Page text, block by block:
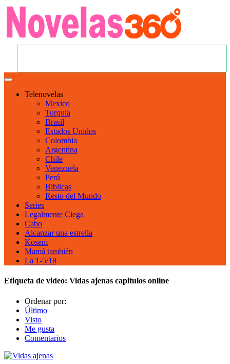
Telenovelas
Mexico
Turquia
Brasil
Estados Unidos
Colombia
Argentina
Chile
Venezuela
Perú
Biblicas
Resto del Mundo
Series
Legalmente Ciega
Cabo
Alcanzar una estrella
Kosem
Mamá también
La 1-5/18
Etiqueta de video: Vidas ajenas capitulos online
Ordenar por:
Último
Visto
Me gusta
Comentarios